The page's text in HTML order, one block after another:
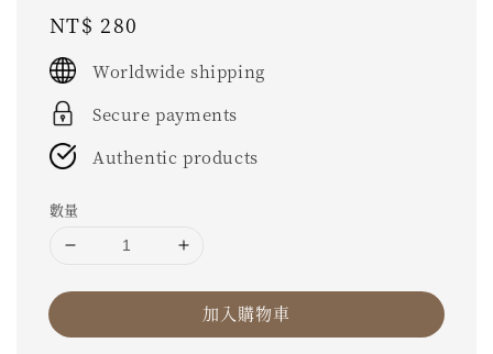
Regular
price
NT$ 280
Worldwide shipping
Secure payments
Authentic products
數量
加入購物車